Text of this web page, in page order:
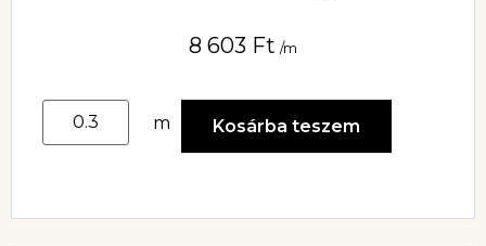
8 603 Ft /m
m Kosárba teszem